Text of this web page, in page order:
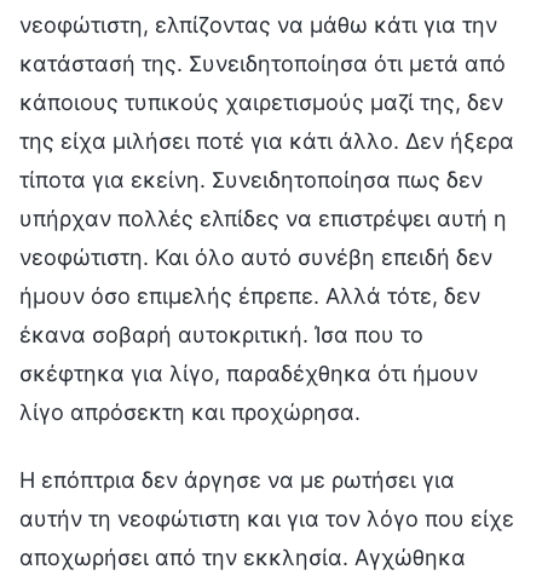
νεοφώτιστη, ελπίζοντας να μάθω κάτι για την
κατάστασή της. Συνειδητοποίησα ότι μετά από
κάποιους τυπικούς χαιρετισμούς μαζί της, δεν
της είχα μιλήσει ποτέ για κάτι άλλο. Δεν ήξερα
τίποτα για εκείνη. Συνειδητοποίησα πως δεν
υπήρχαν πολλές ελπίδες να επιστρέψει αυτή η
νεοφώτιστη. Και όλο αυτό συνέβη επειδή δεν
ήμουν όσο επιμελής έπρεπε. Αλλά τότε, δεν
έκανα σοβαρή αυτοκριτική. Ίσα που το
σκέφτηκα για λίγο, παραδέχθηκα ότι ήμουν
λίγο απρόσεκτη και προχώρησα.
Η επόπτρια δεν άργησε να με ρωτήσει για
αυτήν τη νεοφώτιστη και για τον λόγο που είχε
αποχωρήσει από την εκκλησία. Αγχώθηκα